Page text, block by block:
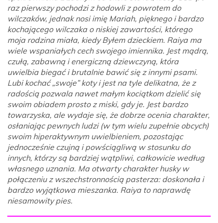
raz pierwszy pochodzi z hodowli z powrotem do
wilczaków, jednak nosi imię Mariah, pięknego i bardzo
kochającego wilczaka o niskiej zawartości, którego
moja rodzina miała, kiedy Byłem dzieckiem. Raiya ma
wiele wspaniałych cech swojego imiennika. Jest mądrą,
czułą, zabawną i energiczną dziewczyną, która
uwielbia biegać i brutalnie bawić się z innymi psami.
Lubi kochać „swoje” koty i jest na tyle delikatna, że ​​z
radością pozwala nawet małym kociątkom dzielić się
swoim obiadem prosto z miski, gdy je. Jest bardzo
towarzyska, ale wydaje się, że dobrze ocenia charakter,
osłaniając pewnych ludzi (w tym wielu zupełnie obcych)
swoim hiperaktywnym uwielbieniem, pozostając
jednocześnie czujną i powściągliwą w stosunku do
innych, którzy są bardziej wątpliwi, całkowicie według
własnego uznania. Ma otwarty charakter husky w
połączeniu z wszechstronnością pasterza: doskonała i
bardzo wyjątkowa mieszanka. Raiya to naprawdę
niesamowity pies.